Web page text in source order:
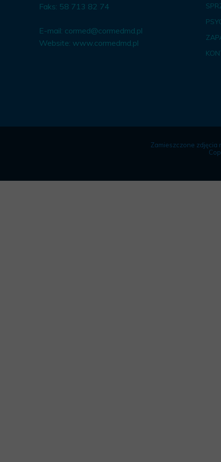
Faks: 58 713 82 74
E-mail: cormed@cormedmd.pl
Website: www.cormedmd.pl
Zamieszczone